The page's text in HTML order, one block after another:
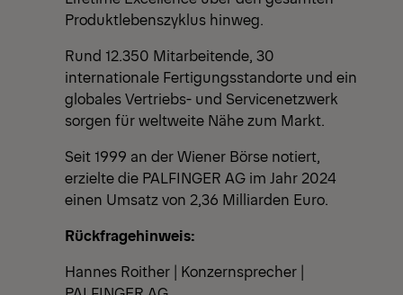
Produktlebenszyklus hinweg.
Rund 12.350 Mitarbeitende, 30
internationale Fertigungsstandorte und ein
globales Vertriebs- und Servicenetzwerk
sorgen für weltweite Nähe zum Markt.
Seit 1999 an der Wiener Börse notiert,
erzielte die PALFINGER AG im Jahr 2024
einen Umsatz von 2,36 Milliarden Euro.
Rückfragehinweis:
Hannes Roither | Konzernsprecher |